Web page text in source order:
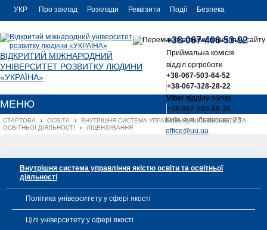
УКР
ENG
Про заклад Розклади Реквізити Події Безпека
ВІДКРИТИЙ МІЖНАРОДНИЙ
УНІВЕРСИТЕТ РОЗВИТКУ ЛЮДИНИ
«УКРАЇНА»
+38-067-406-53-92
Приймальна комісія
відділ оргроботи
+38-067-503-64-52
+38-067-328-28-22
Viberвідділу обліку
+38-067-500-68-36
Київ, вул. Львівська, 23
office@uu.ua
МЕНЮ
СТАРТОВА › ОСВІТА ›
ВНУТРІШНЯ СИСТЕМА УПРАВЛІННЯ ЯКІСТЮ ОСВІТИ ТА
ОСВІТНЬОЇ ДІЯЛЬНОСТІ
› ЛІЦЕНЗУВАННЯ
Внутрішня система управління якістю освіти та освітньої
діяльності
Політика університету у сфері якості
Цілі університету у сфері якості